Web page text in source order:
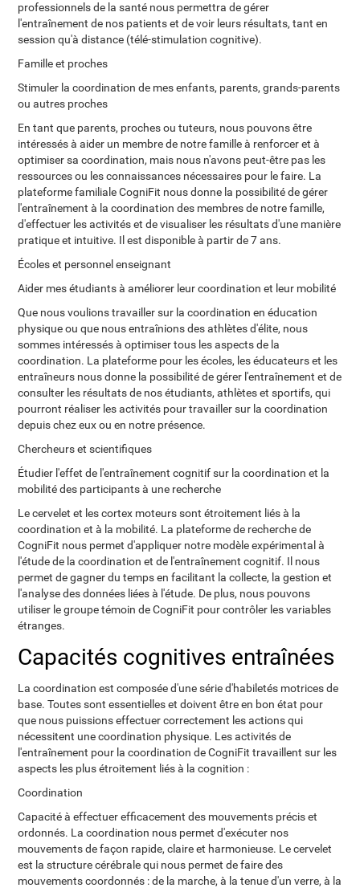
professionnels de la santé nous permettra de gérer
l'entraînement de nos patients et de voir leurs résultats, tant en
session qu'à distance (télé-stimulation cognitive).
Famille et proches
Stimuler la coordination de mes enfants, parents, grands-parents
ou autres proches
En tant que parents, proches ou tuteurs, nous pouvons être
intéressés à aider un membre de notre famille à renforcer et à
optimiser sa coordination, mais nous n'avons peut-être pas les
ressources ou les connaissances nécessaires pour le faire. La
plateforme familiale CogniFit nous donne la possibilité de gérer
l'entraînement à la coordination des membres de notre famille,
d'effectuer les activités et de visualiser les résultats d'une manière
pratique et intuitive. Il est disponible à partir de 7 ans.
Écoles et personnel enseignant
Aider mes étudiants à améliorer leur coordination et leur mobilité
Que nous voulions travailler sur la coordination en éducation
physique ou que nous entraînions des athlètes d'élite, nous
sommes intéressés à optimiser tous les aspects de la
coordination. La plateforme pour les écoles, les éducateurs et les
entraîneurs nous donne la possibilité de gérer l'entraînement et de
consulter les résultats de nos étudiants, athlètes et sportifs, qui
pourront réaliser les activités pour travailler sur la coordination
depuis chez eux ou en notre présence.
Chercheurs et scientifiques
Étudier l'effet de l'entraînement cognitif sur la coordination et la
mobilité des participants à une recherche
Le cervelet et les cortex moteurs sont étroitement liés à la
coordination et à la mobilité. La plateforme de recherche de
CogniFit nous permet d'appliquer notre modèle expérimental à
l'étude de la coordination et de l'entraînement cognitif. Il nous
permet de gagner du temps en facilitant la collecte, la gestion et
l'analyse des données liées à l'étude. De plus, nous pouvons
utiliser le groupe témoin de CogniFit pour contrôler les variables
étranges.
Capacités cognitives entraînées
La coordination est composée d'une série d'habiletés motrices de
base. Toutes sont essentielles et doivent être en bon état pour
que nous puissions effectuer correctement les actions qui
nécessitent une coordination physique. Les activités de
l'entraînement pour la coordination de CogniFit travaillent sur les
aspects les plus étroitement liés à la cognition :
Coordination
Capacité à effectuer efficacement des mouvements précis et
ordonnés. La coordination nous permet d'exécuter nos
mouvements de façon rapide, claire et harmonieuse. Le cervelet
est la structure cérébrale qui nous permet de faire des
mouvements coordonnés : de la marche, à la tenue d'un verre, à la